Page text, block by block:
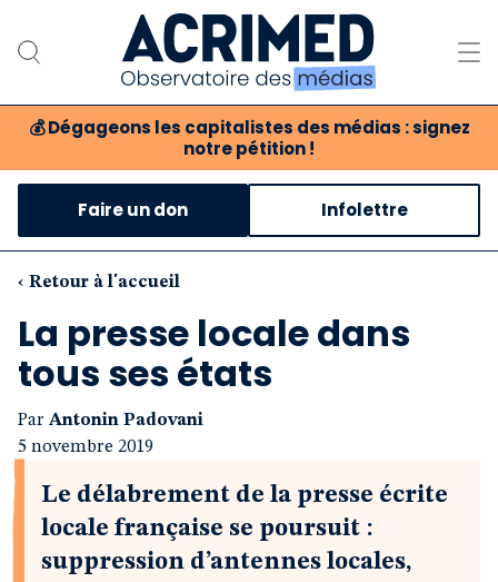
💰 Dégageons les capitalistes des médias : signez
notre pétition !
Notre association
Notre critique des médias
Nos propositions
Notre revue
Boutique
Faire un don Infolettre
‹ Retour à l'accueil
La presse locale dans
tous ses états
Par Antonin Padovani
5 novembre 2019
Le délabrement de la presse écrite
locale française se poursuit :
suppression d’antennes locales,